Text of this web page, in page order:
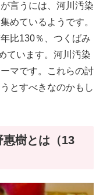
言うには、河川汚染
めているようです。
比130％、つくばみ
ています。河川汚染
マです。これらの討
とすべきなのかもし
惠樹とは（13